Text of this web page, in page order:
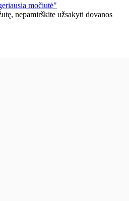
močiutė"
nepamirškite užsakyti dovanos